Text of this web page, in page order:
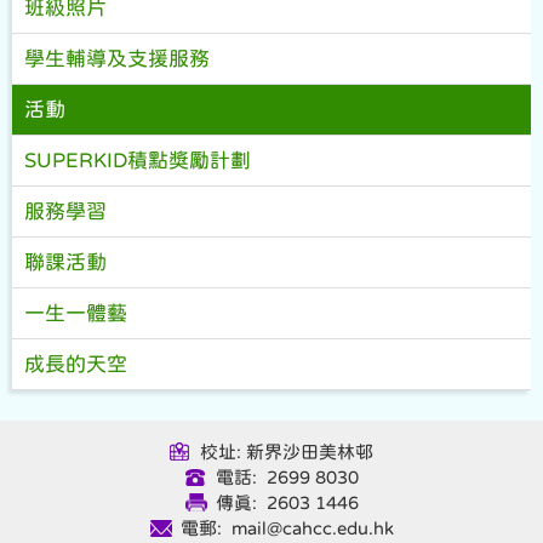
班級照片
學生輔導及支援服務
活動
SUPERKID積點獎勵計劃
服務學習
聯課活動
一生一體藝
成長的天空
校址: 新界沙田美林邨
電話: 2699 8030
傳真: 2603 1446
電郵: mail@cahcc.edu.hk